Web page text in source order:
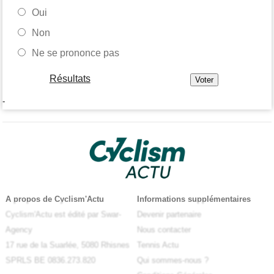
Oui
Non
Ne se prononce pas
Résultats
-
A propos de Cyclism'Actu
Cyclism'Actu est édité par Swar-
Agency
17 rue de la Suarlée, 5080 Rhisnes
SPRLS BE 0836.273.820
Informations supplémentaires
Devenir partenaire
Nous contacter
Tennis Actu
Qui sommes-nous ?